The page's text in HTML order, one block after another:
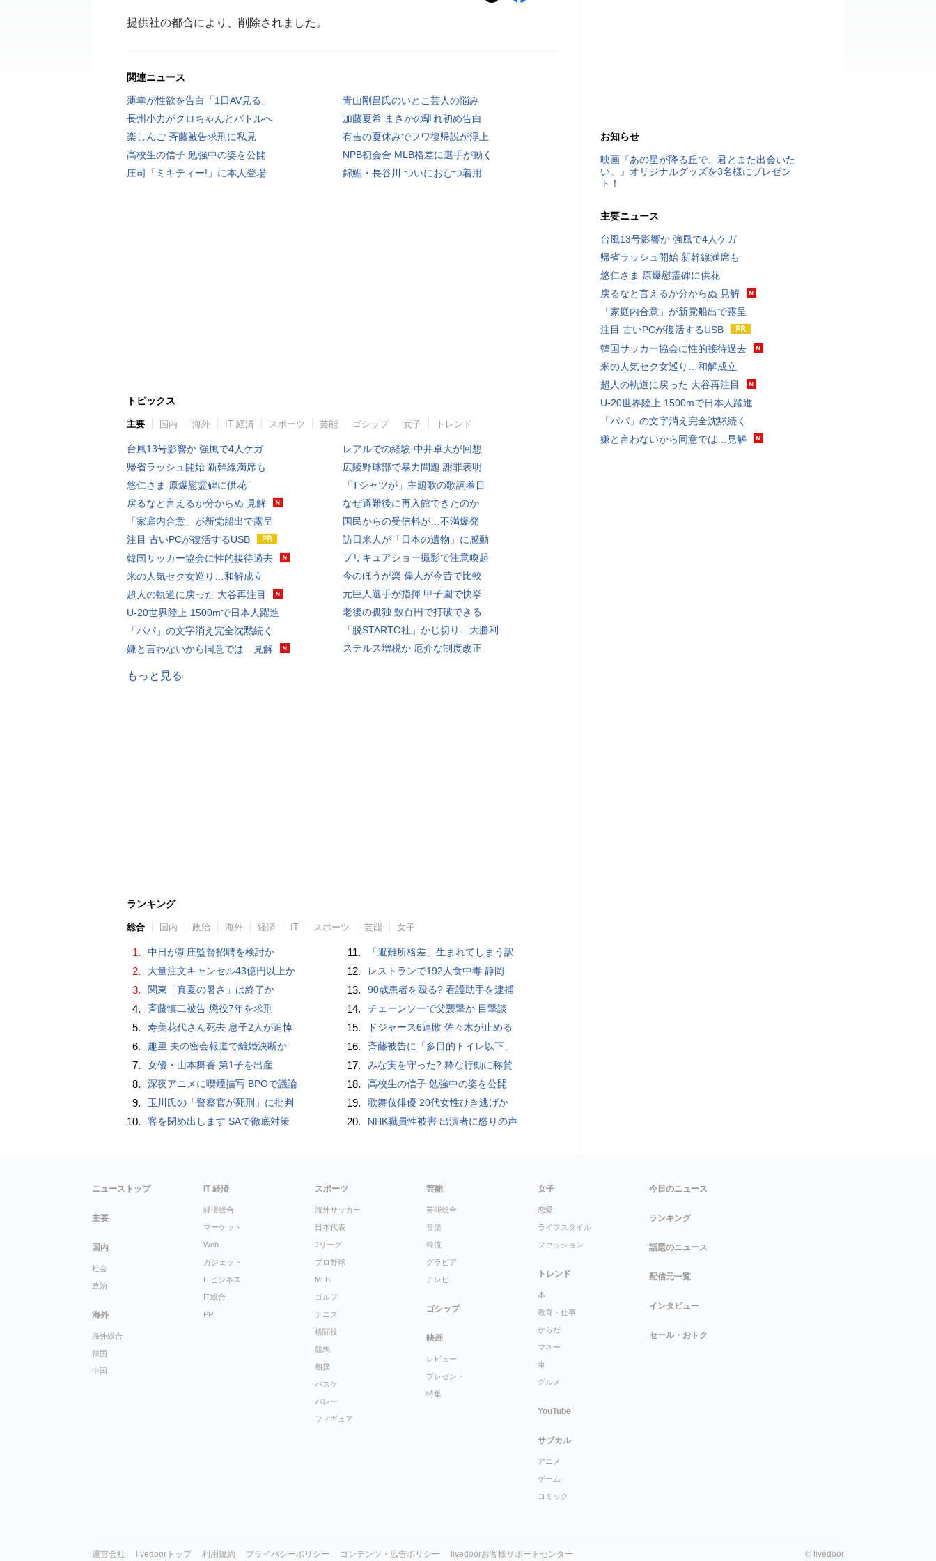
提供社の都合により、削除されました。
関連ニュース
薄幸が性欲を告白「1日AV見る」
青山剛昌氏のいとこ芸人の悩み
長州小力がクロちゃんとバトルへ
加藤夏希 まさかの馴れ初め告白
楽しんご 斉藤被告求刑に私見
有吉の夏休みでフワ復帰説が浮上
高校生の信子 勉強中の姿を公開
NPB初会合 MLB格差に選手が動く
庄司「ミキティー!」に本人登場
錦鯉・長谷川 ついにおむつ着用
トピックス
主要 国内 海外 IT 経済 スポーツ 芸能 ゴシップ 女子 トレンド
台風13号影響か 強風で4人ケガ
帰省ラッシュ開始 新幹線満席も
悠仁さま 原爆慰霊碑に供花
戻るなと言えるか分からぬ 見解
「家庭内合意」が新党船出で露呈
注目 古いPCが復活するUSB
韓国サッカー協会に性的接待過去
米の人気セク女巡り…和解成立
超人の軌道に戻った 大谷再注目
U-20世界陸上 1500mで日本人躍進
「パパ」の文字消え完全沈黙続く
嫌と言わないから同意では…見解
レアルでの経験 中井卓大が回想
広陵野球部で暴力問題 謝罪表明
「Tシャツが」主題歌の歌詞着目
なぜ避難後に再入館できたのか
国民からの受信料が…不満爆発
訪日米人が「日本の遺物」に感動
プリキュアショー撮影で注意喚起
今のほうが楽 偉人が今昔で比較
元巨人選手が指揮 甲子園で快挙
老後の孤独 数百円で打破できる
「脱STARTO社」かじ切り…大勝利
ステルス増税か 厄介な制度改正
もっと見る
ランキング
総合 国内 政治 海外 経済 IT スポーツ 芸能 女子
1. 中日が新庄監督招聘を検討か
2. 大量注文キャンセル43億円以上か
3. 関東「真夏の暑さ」は終了か
4. 斉藤慎二被告 懲役7年を求刑
5. 寿美花代さん死去 息子2人が追悼
6. 趣里 夫の密会報道で離婚決断か
7. 女優・山本舞香 第1子を出産
8. 深夜アニメに喫煙描写 BPOで議論
9. 玉川氏の「警察官が死刑」に批判
10. 客を閉め出します SAで徹底対策
11. 「避難所格差」生まれてしまう訳
12. レストランで192人食中毒 静岡
13. 90歳患者を殴る? 看護助手を逮捕
14. チェーンソーで父襲撃か 目撃談
15. ドジャース6連敗 佐々木が止める
16. 斉藤被告に「多目的トイレ以下」
17. みな実を守った? 粋な行動に称賛
18. 高校生の信子 勉強中の姿を公開
19. 歌舞伎俳優 20代女性ひき逃げか
20. NHK職員性被害 出演者に怒りの声
お知らせ
映画『あの星が降る丘で、君とまた出会いた
い。』オリジナルグッズを3名様にプレゼン
ト！
主要ニュース
台風13号影響か 強風で4人ケガ
帰省ラッシュ開始 新幹線満席も
悠仁さま 原爆慰霊碑に供花
戻るなと言えるか分からぬ 見解
「家庭内合意」が新党船出で露呈
注目 古いPCが復活するUSB
韓国サッカー協会に性的接待過去
米の人気セク女巡り…和解成立
超人の軌道に戻った 大谷再注目
U-20世界陸上 1500mで日本人躍進
「パパ」の文字消え完全沈黙続く
嫌と言わないから同意では…見解
ニューストップ
主要
国内
社会
政治
海外
海外総合
韓国
中国
IT 経済
経済総合
マーケット
Web
ガジェット
ITビジネス
IT総合
PR
スポーツ
海外サッカー
日本代表
Jリーグ
プロ野球
MLB
ゴルフ
テニス
格闘技
競馬
相撲
バスケ
バレー
フィギュア
芸能
芸能総合
音楽
韓流
グラビア
テレビ
ゴシップ
映画
レビュー
プレゼント
特集
女子
恋愛
ライフスタイル
ファッション
トレンド
本
教育・仕事
からだ
マネー
車
グルメ
YouTube
サブカル
アニメ
ゲーム
コミック
今日のニュース
ランキング
話題のニュース
配信元一覧
インタビュー
セール・おトク
運営会社 livedoorトップ 利用規約 プライバシーポリシー コンテンツ・広告ポリシー livedoorお客様サポートセンター © livedoor